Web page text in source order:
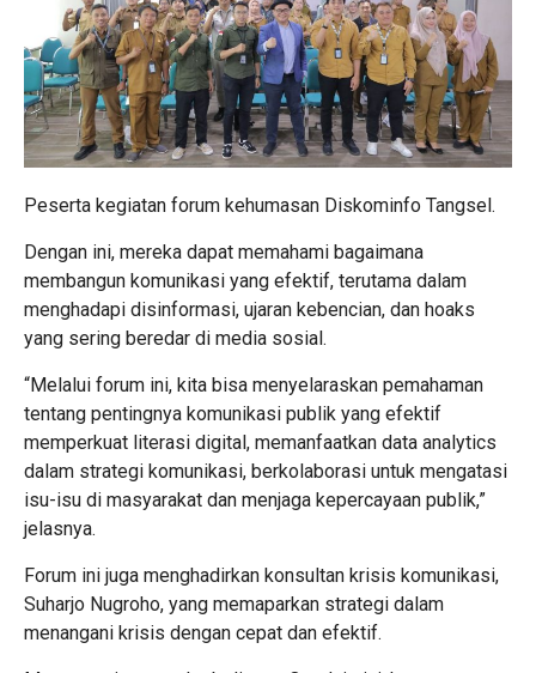
Peserta kegiatan forum kehumasan Diskominfo Tangsel.
Dengan ini, mereka dapat memahami bagaimana
membangun komunikasi yang efektif, terutama dalam
menghadapi disinformasi, ujaran kebencian, dan hoaks
yang sering beredar di media sosial.
“Melalui forum ini, kita bisa menyelaraskan pemahaman
tentang pentingnya komunikasi publik yang efektif
memperkuat literasi digital, memanfaatkan data analytics
dalam strategi komunikasi, berkolaborasi untuk mengatasi
isu-isu di masyarakat dan menjaga kepercayaan publik,”
jelasnya.
Forum ini juga menghadirkan konsultan krisis komunikasi,
Suharjo Nugroho, yang memaparkan strategi dalam
menangani krisis dengan cepat dan efektif.